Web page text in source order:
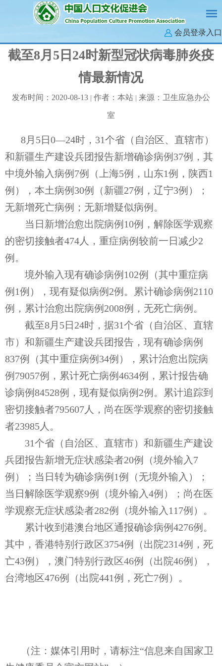
会员登录入口
截至8月5日24时新型冠状病毒肺炎疫
情最新情况
发布时间：2020-08-13 作者：本站 来源：卫生应急办公
室
8月5日0—24时，31个省（自治区、直辖市）
和新疆生产建设兵团报告新增确诊病例37例，其
中境外输入病例7例（上海5例，山东1例，陕西1
例），本土病例30例（新疆27例，辽宁3例）；
无新增死亡病例；无新增疑似病例。
当日新增治愈出院病例10例，解除医学观察
的密切接触者474人，重症病例较前一日减少2
例。
境外输入现有确诊病例102例（其中重症病
例1例），现有疑似病例2例。累计确诊病例2110
例，累计治愈出院病例2008例，无死亡病例。
截至8月5日24时，据31个省（自治区、直辖
市）和新疆生产建设兵团报告，现有确诊病例
837例（其中重症病例34例），累计治愈出院病
例79057例，累计死亡病例4634例，累计报告确
诊病例84528例，现有疑似病例2例。累计追踪到
密切接触者795607人，尚在医学观察的密切接触
者23985人。
31个省（自治区、直辖市）和新疆生产建设
兵团报告新增无症状感染者20例（境外输入7
例）；当日转为确诊病例1例（无境外输入）；
当日解除医学观察9例（境外输入4例）；尚在医
学观察无症状感染者282例（境外输入117例）。
累计收到港澳台地区通报确诊病例4276例。
其中，香港特别行政区3754例（出院2314例，死
亡43例），澳门特别行政区46例（出院46例），
台湾地区476例（出院441例，死亡7例）。
（注：媒体引用时，请标注“信息来自国家卫